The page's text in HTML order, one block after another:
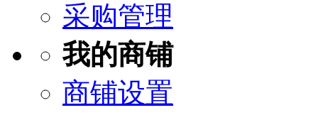
采购管理
我的商铺
商铺设置